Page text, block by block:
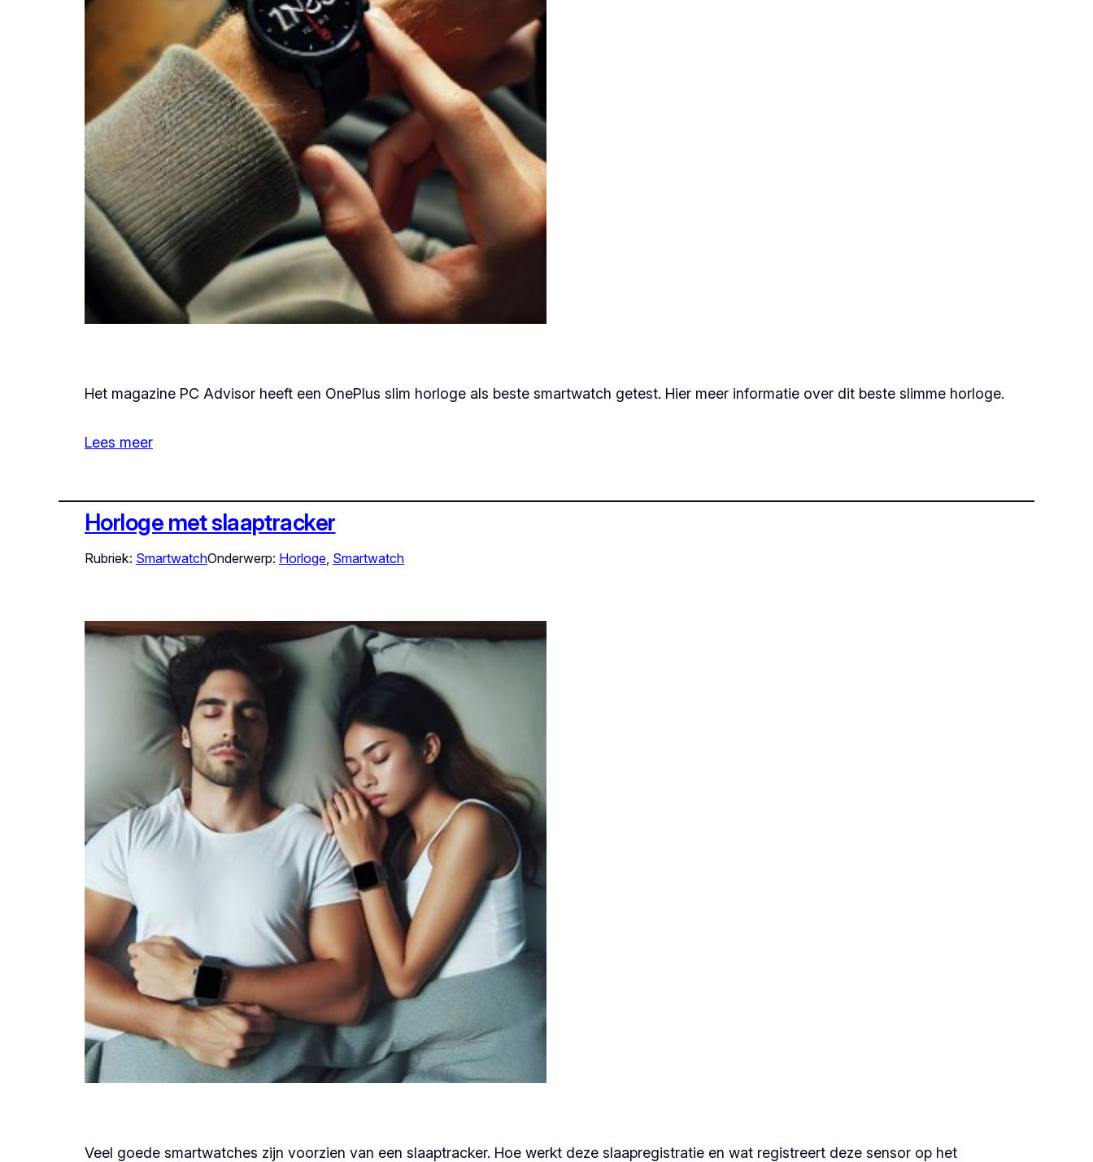
Het magazine PC Advisor heeft een OnePlus slim horloge als beste smartwatch getest. Hier meer informatie over dit beste slimme horloge.
Lees meer
Horloge met slaaptracker
Rubriek: SmartwatchOnderwerp: Horloge Smartwatch
Veel goede smartwatches zijn voorzien van een slaaptracker. Hoe werkt deze slaapregistratie en wat registreert deze sensor op het